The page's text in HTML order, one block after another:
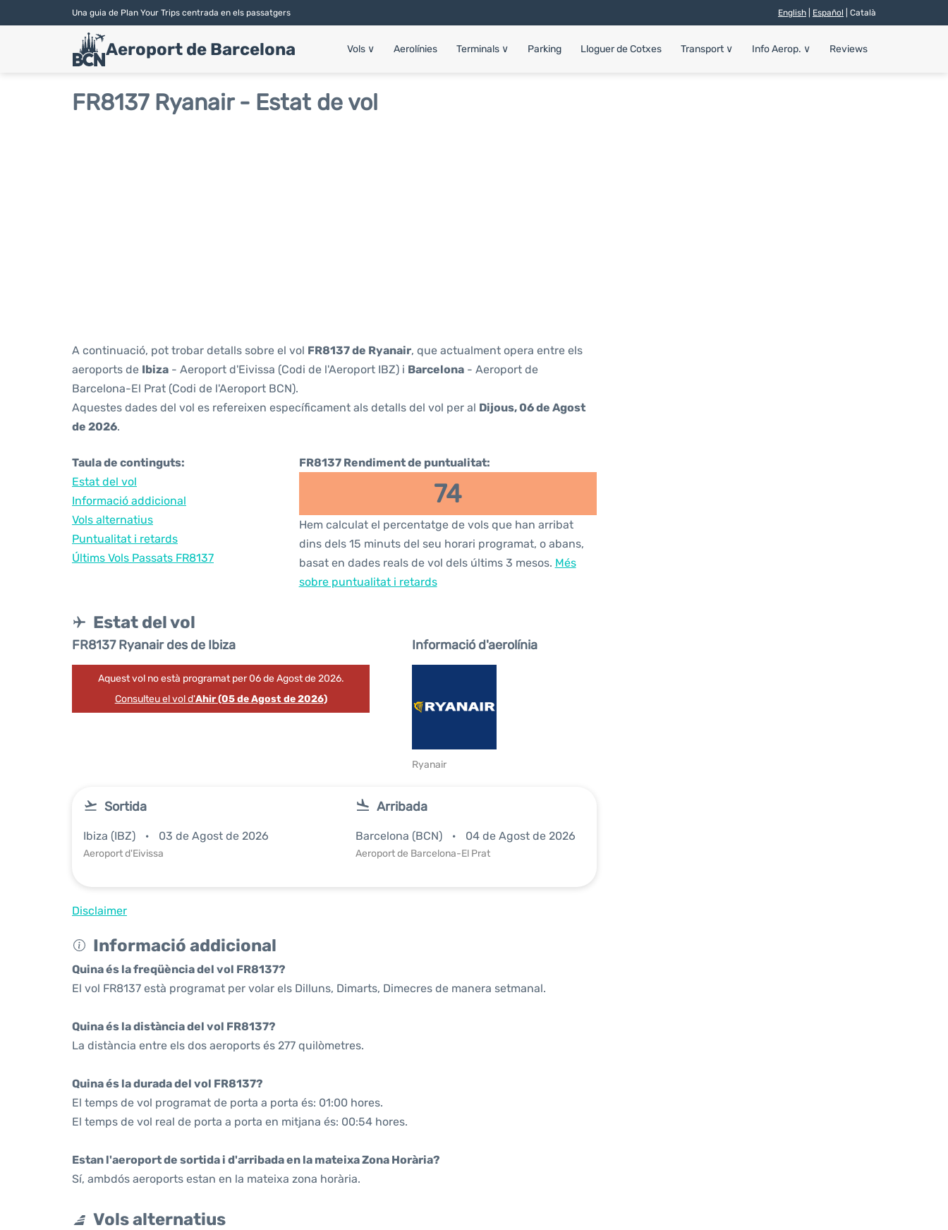
Una guia de Plan Your Trips centrada en els passatgers English Español | Català
Aeroport de Barcelona Vols ∨ Aerolínies Terminals ∨ Parking Lloguer de Cotxes Transport ∨ Info Aerop. ∨ Reviews
FR8137 Ryanair - Estat de vol
A continuació, pot trobar detalls sobre el vol FR8137 de Ryanair, que actualment opera entre els
aeroports de Ibiza - Aeroport d'Eivissa (Codi de l'Aeroport IBZ) i Barcelona - Aeroport de
Barcelona-El Prat (Codi de l'Aeroport BCN).
Aquestes dades del vol es refereixen específicament als detalls del vol per al Dijous, 06 de Agost
de 2026.
Taula de continguts:
Estat del vol
Informació addicional
Vols alternatius
Puntualitat i retards
Últims Vols Passats FR8137
FR8137 Rendiment de puntualitat:
74
Hem calculat el percentatge de vols que han arribat
dins dels 15 minuts del seu horari programat, o abans,
basat en dades reals de vol dels últims 3 mesos. Més
sobre puntualitat i retards
Estat del vol
FR8137 Ryanair des de Ibiza
Aquest vol no està programat per 06 de Agost de 2026.
Consulteu el vol d'Ahir (05 de Agost de 2026)
Informació d'aerolínia
Ryanair
Sortida
Ibiza (IBZ) 03 de Agost de 2026
Aeroport d'Eivissa
Arribada
Barcelona (BCN) 04 de Agost de 2026
Aeroport de Barcelona-El Prat
Disclaimer
Informació addicional
Quina és la freqüència del vol FR8137?
El vol FR8137 està programat per volar els Dilluns, Dimarts, Dimecres de manera setmanal.
Quina és la distància del vol FR8137?
La distància entre els dos aeroports és 277 quilòmetres.
Quina és la durada del vol FR8137?
El temps de vol programat de porta a porta és: 01:00 hores.
El temps de vol real de porta a porta en mitjana és: 00:54 hores.
Estan l'aeroport de sortida i d'arribada en la mateixa Zona Horària?
Sí, ambdós aeroports estan en la mateixa zona horària.
Vols alternatius